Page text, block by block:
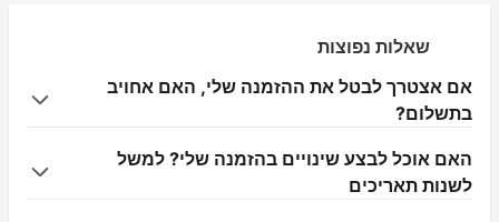
שאלות נפוצות
אם אצטרך לבטל את ההזמנה שלי, האם אחויב
בתשלום?
האם אוכל לבצע שינויים בהזמנה שלי? למשל
לשנות תאריכים